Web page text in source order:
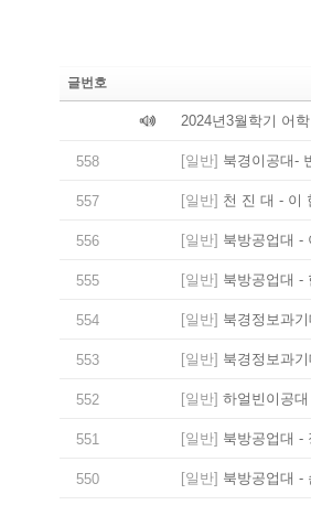
글번호
2024년3월학기 어
558 [일반] 북경이공대-
557 [일반] 천 진 대 - 이
556 [일반] 북방공업대 -
555 [일반] 북방공업대 -
554 [일반] 북경정보과
553 [일반] 북경정보과
552 [일반] 하얼빈이공
551 [일반] 북방공업대 -
550 [일반] 북방공업대 -